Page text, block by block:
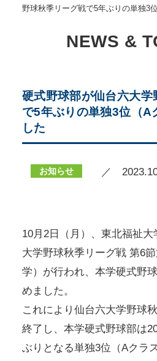
野球秋季リーグ戦で5年ぶりの単独3
NEWS &
硬式野球部が仙台六大
で5年ぶりの単独3位（A
した
お知らせ ／
10月2日（月）、東北福祉
大学野球秋季リーグ戦 第6
学）が行われ、本学硬式野
めました。
これにより仙台六大学野球
終了し、本学硬式野球部は
ぶりとなる単独3位（Aクラ